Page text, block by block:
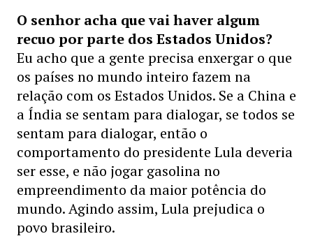
O senhor acha que vai haver algum
recuo por parte dos Estados Unidos?
Eu acho que a gente precisa enxergar o que
os países no mundo inteiro fazem na
relação com os Estados Unidos. Se a China e
a Índia se sentam para dialogar, se todos se
sentam para dialogar, então o
comportamento do presidente Lula deveria
ser esse, e não jogar gasolina no
empreendimento da maior potência do
mundo. Agindo assim, Lula prejudica o
povo brasileiro.